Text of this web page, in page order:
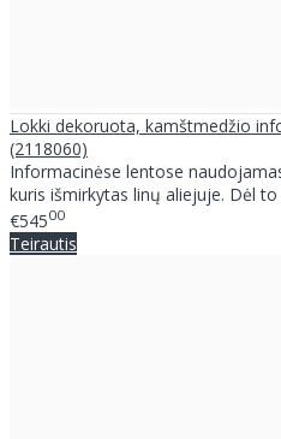
Lokki dekoruota, kamštmedžio
(2118060)
Informacinėse lentose
kuris išmirkytas linų aliejuje. Dėl to
€54500
Teirautis